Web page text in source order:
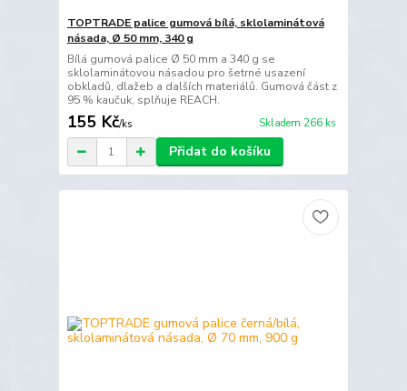
TOPTRADE palice gumová bílá, sklolaminátová
násada, Ø 50 mm, 340 g
Bílá gumová palice Ø 50 mm a 340 g se
sklolaminátovou násadou pro šetrné usazení
obkladů, dlažeb a dalších materiálů. Gumová část z
95 % kaučuk, splňuje REACH.
155 Kč/ks Skladem 266 ks
Přidat do košíku